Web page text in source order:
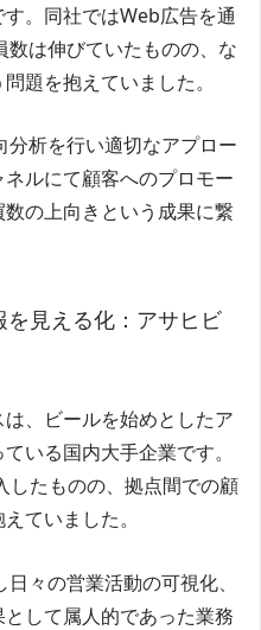
。同社ではWeb広告を通
数は伸びていたものの、な
題を抱えていました。
分析を行い適切なアプロー
ルにて顧客へのプロモー
の上向きという成果に繋
見える化：アサヒビ
、ビールを始めとしたア
いる国内大手企業です。
したものの、拠点間での顧
ていました。
々の営業活動の可視化、
して属人的であった業務